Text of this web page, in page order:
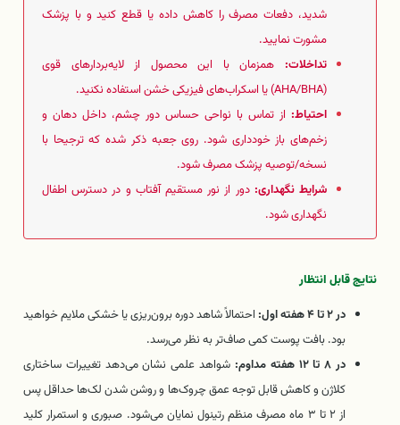
شدید، دفعات مصرف را کاهش داده یا قطع کنید و با پزشک
مشورت نمایید.
تداخلات: همزمان با این محصول از لایه‌بردارهای قوی
(AHA/BHA) یا اسکراب‌های فیزیکی خشن استفاده نکنید.
احتیاط: از تماس با نواحی حساس دور چشم، داخل دهان و
زخم‌های باز خودداری شود. روی جعبه ذکر شده که ترجیحا با
نسخه/توصیه پزشک مصرف شود.
شرایط نگهداری: دور از نور مستقیم آفتاب و در دسترس اطفال
نگهداری شود.
نتایج قابل انتظار
در ۲ تا ۴ هفته اول:
احتمالاً شاهد دوره برون‌ریزی یا خشکی ملایم خواهید
بود. بافت پوست کمی صاف‌تر به نظر می‌رسد.
در ۸ تا ۱۲ هفته مداوم:
شواهد علمی نشان می‌دهد تغییرات ساختاری
کلاژن و کاهش قابل توجه عمق چروک‌ها و روشن شدن لک‌ها حداقل پس
از ۲ تا ۳ ماه مصرف منظم رتینول نمایان می‌شود. صبوری و استمرار کلید